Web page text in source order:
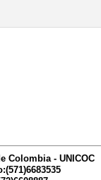
Colombia - UNICOC